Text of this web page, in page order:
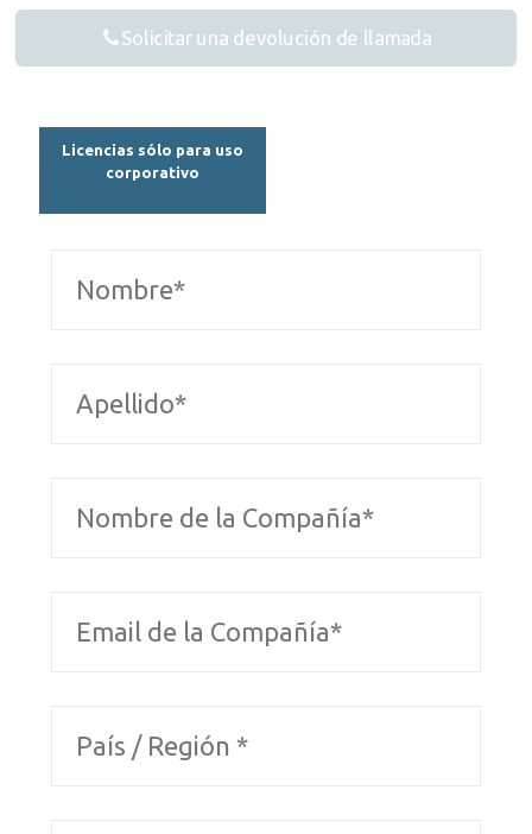
Solicitar una devolución de llamada
Licencias sólo para uso
corporativo